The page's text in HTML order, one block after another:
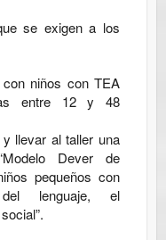
se exigen a los
niños con TEA
entre 12 y 48
llevar al taller una
Dever de
pequeños con
del lenguaje, el